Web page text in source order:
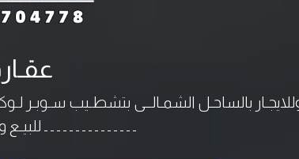
بالساحـل الشمـالــى بتشطـيب سـوبـر لـوكس
ـ ـ ـ ـ ـ ـ ـ ـ ـ ـ ـ ـ ـ ـ ـ للبيـع